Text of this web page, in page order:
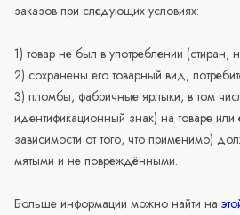
заказов при следующих условиях:
1) товар не был в употреблении (стиран,
2) сохранены его товарный вид,
3) пломбы, фабричные ярлыки, в том
идентификационный знак) на товаре или
зависимости от того, что применимо)
мятыми и не повреждёнными.
Больше информации можно найти на